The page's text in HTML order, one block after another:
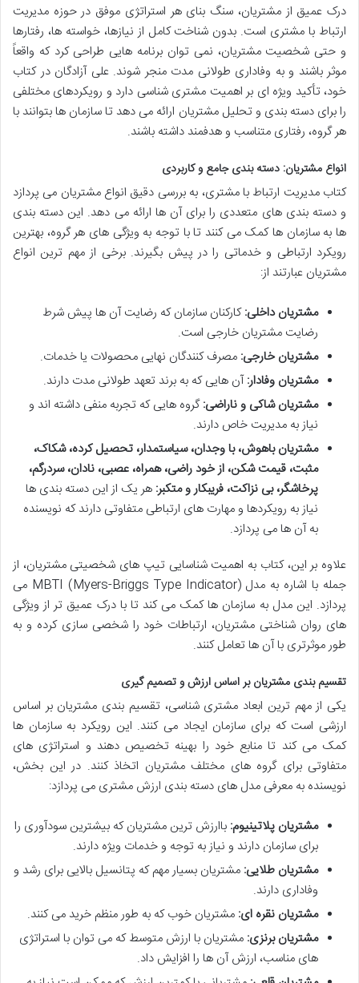
درک عمیق از مشتریان، سنگ بنای هر استراتژی موفق در حوزه مدیریت
ارتباط با مشتری است. بدون شناخت کامل از نیازها، خواسته ها، رفتارها
و حتی شخصیت مشتریان، نمی توان برنامه هایی طراحی کرد که واقعاً
موثر باشند و به وفاداری طولانی مدت منجر شوند. علی آزادگان در کتاب
خود، تأکید ویژه ای بر اهمیت مشتری شناسی دارد و رویکردهای مختلفی
را برای دسته بندی و تحلیل مشتریان ارائه می دهد تا سازمان ها بتوانند با
هر گروه، رفتاری متناسب و هدفمند داشته باشند.
انواع مشتریان: دسته بندی جامع و کاربردی
کتاب مدیریت ارتباط با مشتری، به بررسی دقیق انواع مشتریان می پردازد
و دسته بندی های متعددی را برای آن ها ارائه می دهد. این دسته بندی
ها به سازمان ها کمک می کنند تا با توجه به ویژگی های هر گروه، بهترین
رویکرد ارتباطی و خدماتی را در پیش بگیرند. برخی از مهم ترین انواع
مشتریان عبارتند از:
مشتریان داخلی:کارکنان سازمان که رضایت آن ها پیش شرط
رضایت مشتریان خارجی است.
مشتریان خارجی: مصرف کنندگان نهایی محصولات یا خدمات.
مشتریان وفادار:آن هایی که به برند تعهد طولانی مدت دارند.
مشتریان شاکی و ناراضی:گروه هایی که تجربه منفی داشته اند و
نیاز به مدیریت خاص دارند.
مشتریان باهوش، با وجدان، سیاستمدار، تحصیل کرده، شکاک،
مثبت، قیمت شکن، از خود راضی، همراه، عصبی، نادان، سردرگم،
پرخاشگر، بی نزاکت، فریبکار و متکبر: هر یک از این دسته بندی ها
نیاز به رویکردها و مهارت های ارتباطی متفاوتی دارند که نویسنده
به آن ها می پردازد.
علاوه بر این، کتاب به اهمیت شناسایی تیپ های شخصیتی مشتریان، از
جمله با اشاره به مدل MBTI (Myers-Briggs Type Indicator) می
پردازد. این مدل به سازمان ها کمک می کند تا با درک عمیق تر از ویژگی
های روان شناختی مشتریان، ارتباطات خود را شخصی سازی کرده و به
طور موثرتری با آن ها تعامل کنند.
تقسیم بندی مشتریان بر اساس ارزش و تصمیم گیری
یکی از مهم ترین ابعاد مشتری شناسی، تقسیم بندی مشتریان بر اساس
ارزشی است که برای سازمان ایجاد می کنند. این رویکرد به سازمان ها
کمک می کند تا منابع خود را بهینه تخصیص دهند و استراتژی های
متفاوتی برای گروه های مختلف مشتریان اتخاذ کنند. در این بخش،
نویسنده به معرفی مدل های دسته بندی ارزش مشتری می پردازد:
مشتریان پلاتینیوم: باارزش ترین مشتریان که بیشترین سودآوری را
برای سازمان دارند و نیاز به توجه و خدمات ویژه دارند.
مشتریان طلایی: مشتریان بسیار مهم که پتانسیل بالایی برای رشد و
وفاداری دارند.
مشتریان نقره ای: مشتریان خوب که به طور منظم خرید می کنند.
مشتریان برنزی: مشتریان با ارزش متوسط که می توان با استراتژی
های مناسب، ارزش آن ها را افزایش داد.